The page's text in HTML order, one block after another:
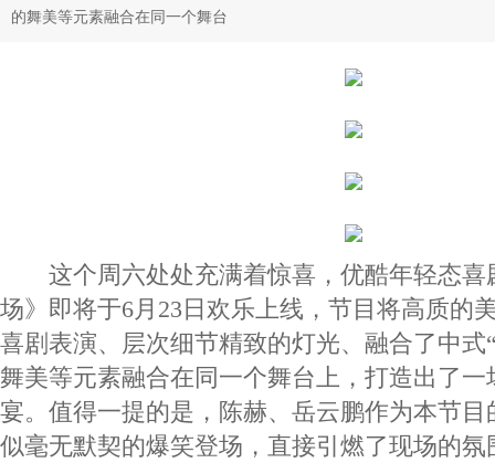
的舞美等元素融合在同一个舞台
这个周六处处充满着惊喜，优酷年轻态喜
场》即将于6月23日欢乐上线，节目将高质的
喜剧表演、层次细节精致的灯光、融合了中式
舞美等元素融合在同一个舞台上，打造出了
宴。值得一提的是，陈赫、岳云鹏作为本节
似毫无默契的爆笑登场，直接引燃了现场的